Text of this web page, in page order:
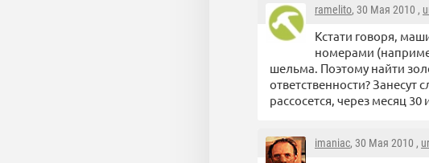
ramelito, 30 Мая 2010 ,
Кстати говоря,
номерами
шельма. Поэтому найти
ответственности?
рассосется, через месяц
imaniac, 30 Мая 2010 , url